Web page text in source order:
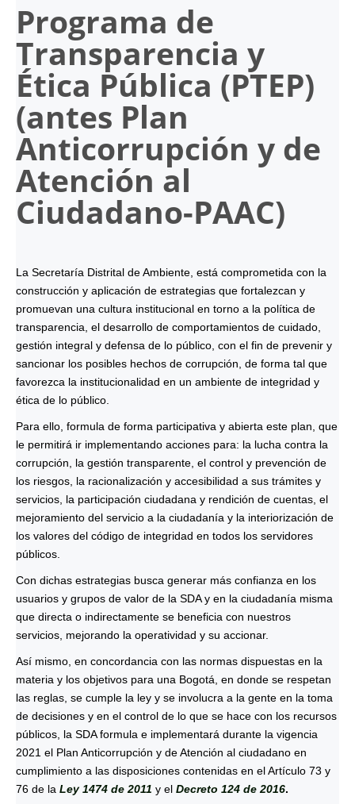
Programa de
Transparencia y
Ética Pública (PTEP)
(antes Plan
Anticorrupción y de
Atención al
Ciudadano-PAAC)
La Secretaría Distrital de Ambiente, está comprometida con la
construcción y aplicación de estrategias que fortalezcan y
promuevan una cultura institucional en torno a la política de
transparencia, el desarrollo de comportamientos de cuidado,
gestión integral y defensa de lo público, con el fin de prevenir y
sancionar los posibles hechos de corrupción, de forma tal que
favorezca la institucionalidad en un ambiente de integridad y
ética de lo público.
Para ello, formula de forma participativa y abierta este plan, que
le permitirá ir implementando acciones para: la lucha contra la
corrupción, la gestión transparente, el control y prevención de
los riesgos, la racionalización y accesibilidad a sus trámites y
servicios, la participación ciudadana y rendición de cuentas, el
mejoramiento del servicio a la ciudadanía y la interiorización de
los valores del código de integridad en todos los servidores
públicos.
Con dichas estrategias busca generar más confianza en los
usuarios y grupos de valor de la SDA y en la ciudadanía misma
que directa o indirectamente se beneficia con nuestros
servicios, mejorando la operatividad y su accionar.
Así mismo, en concordancia con las normas dispuestas en la
materia y los objetivos para una Bogotá, en donde se respetan
las reglas, se cumple la ley y se involucra a la gente en la toma
de decisiones y en el control de lo que se hace con los recursos
públicos, la SDA formula e implementará durante la vigencia
2021 el Plan Anticorrupción y de Atención al ciudadano en
cumplimiento a las disposiciones contenidas en el Artículo 73 y
76 de la Ley 1474 de 2011 y el Decreto 124 de 2016.